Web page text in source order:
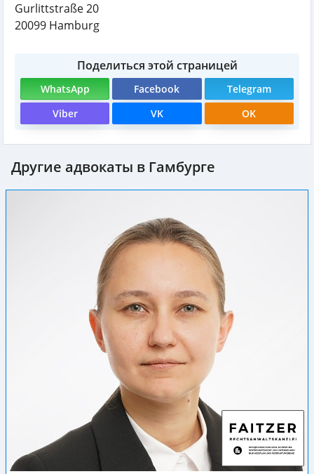
Gurlittstraße 20
20099 Hamburg
Поделиться этой страницей
WhatsApp Facebook
Telegram
Viber
VK OK
Другие адвокаты в Гамбурге